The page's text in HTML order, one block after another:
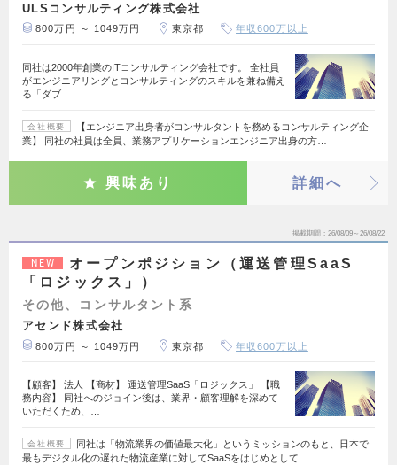
ULSコンサルティング株式会社
800万円 ～ 1049万円 東京都 年収600万以上
同社は2000年創業のITコンサルティング会社です。 全社員
がエンジニアリングとコンサルティングのスキルを兼ね備え
る「ダブ…
会社概要
【エンジニア出身者がコンサルタントを務めるコンサルティング企
業】 同社の社員は全員、業務アプリケーションエンジニア出身の方…
興味あり 詳細へ
掲載期間 26/08/09～26/08/22
NEW
オープンポジション（運送管理SaaS
「ロジックス」）
その他、コンサルタント系
アセンド株式会社
800万円 ～ 1049万円 東京都 年収600万以上
【顧客】 法人 【商材】 運送管理SaaS「ロジックス」 【職
務内容】 同社へのジョイン後は、業界・顧客理解を深めて
いただくため、…
会社概要
同社は「物流業界の価値最大化」というミッションのもと、日本で
最もデジタル化の遅れた物流産業に対してSaaSをはじめとして…